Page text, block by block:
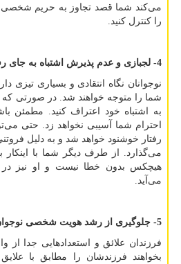
می‌کند شما قصد تجاوز به حریم
را کنترل کنید.
4- لجبازی و عدم پذیرش اشتباه به جای رفتار صحیح با نوجوان
نوجوانان نگاه انتقادی و بسیاری تیزی
شما را متوجه خواهند شد. در صورتی که
به اشتباه خود اعتراف کنید. مطمئن
احترام شما آسیبی نخواهد زد. حتی
رفتار خوشنود خواهد شد و به دلیل
می‌گذارد. از طرف دیگر شما با اینکار
هیچکس بدون خطا نیست و او نیز در
می‌آید.
5- جلوگیری از رشد هویت شخصی نوجوان
فرزندان علائق و استعدادهایی جدا از
بخواهند فرزندشان را مطابق با